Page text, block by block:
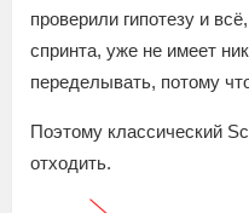
проверили гипотезу и
спринта, уже не имеет
переделывать, потому
Поэтому классический
отходить.